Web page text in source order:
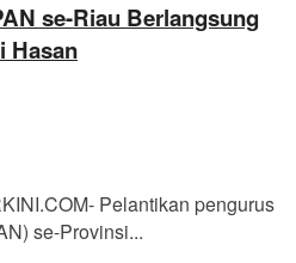
se-Riau Berlangsung
Hasan
Pelantikan pengurus
se-Provinsi...